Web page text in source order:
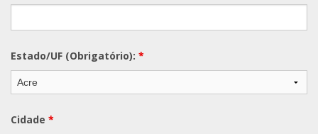
Estado/UF (Obrigatório): *
Cidade *